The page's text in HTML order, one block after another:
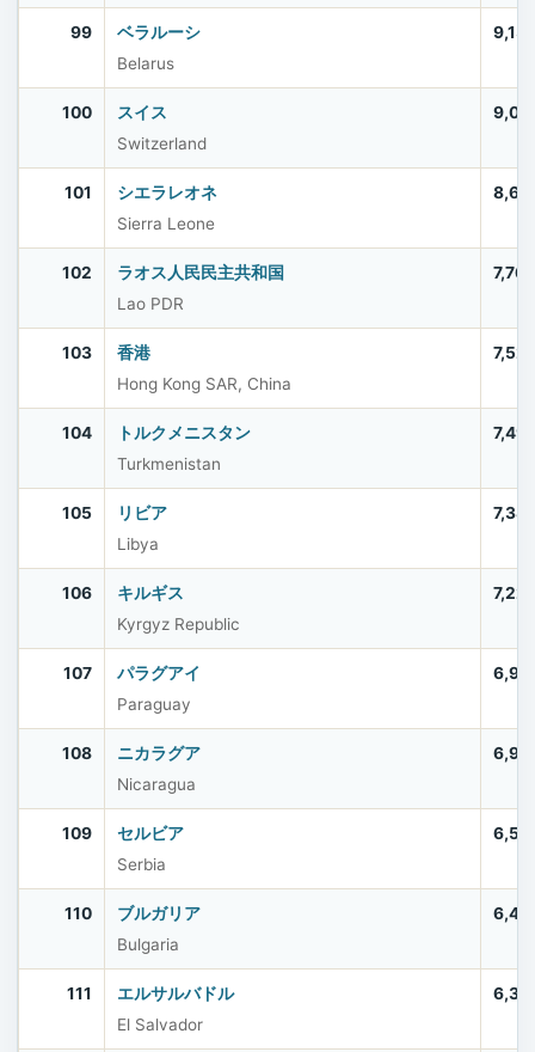
99
ベラルーシ
Belarus
100
スイス
Switzerland
101
シエラレオネ
Sierra Leone
102
ラオス人民民主共和国
Lao PDR
103
香港
Hong Kong SAR, China
104
トルクメニスタン
Turkmenistan
105
リビア
Libya
106
キルギス
Kyrgyz Republic
107
パラグアイ
Paraguay
108
ニカラグア
Nicaragua
109
セルビア
Serbia
110
ブルガリア
Bulgaria
111
エルサルバドル
El Salvador